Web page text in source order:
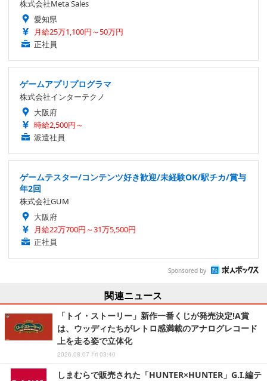
株式会社Meta Sales
愛知県
月給25万1,100円～50万円
正社員
ゲームアプリプログラマ
株式会社インターテクノ
大阪府
時給2,500円～
派遣社員
ゲームテスター/コンテンツ好き歓迎/未経験OK/駅チカ/賞与
年2回
株式会社GUM
大阪府
月給22万700円～31万5,500円
正社員
Sponsored by
関連ニュース
「トイ・ストーリー」新作一番くじが発売決定!A賞
は、ウッディたちがレトロ感満載のアナログレコード
上を走る姿で立体化
2026.08.07 Fri 03:40
しまむらで販売された「HUNTER×HUNTER」G.I.編テ